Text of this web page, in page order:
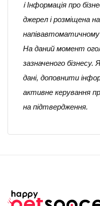
ℹ️ Інформація про
джерел і розміщена
напівавтоматичному
На даний момент
зазначеного
дані, доповнити
активне керування
на підтвердження.